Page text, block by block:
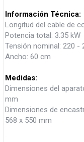
Información Técnica:
Longitud del cable de
Potencia total: 3.35 kW
Tensión nominal: 220 -
Ancho: 60 cm
Medidas:
Dimensiones del
mm
Dimensiones de
568 x 550 mm